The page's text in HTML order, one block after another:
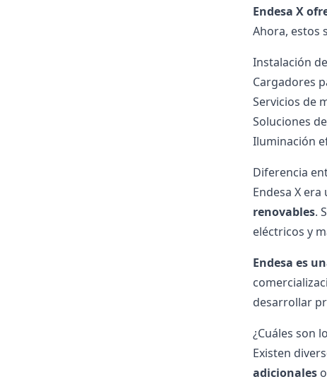
Endesa X
Ahora, estos
Instalación
Cargadores
Servicios de
Soluciones
Iluminación
Diferencia
Endesa X era
renovables.
eléctricos y
Endesa es
desarrollar
¿Cuáles son
Existen
adicionaleso